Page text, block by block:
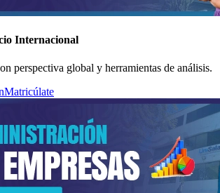
Internacional
perspectiva global y herramientas de análisis.
Matricúlate